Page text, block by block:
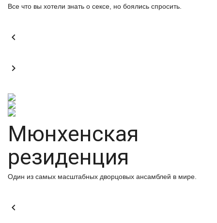
Все что вы хотели знать о сексе, но боялись спросить.


Мюнхенская
резиденция
Один из самых масштабных дворцовых ансамблей в мире.
